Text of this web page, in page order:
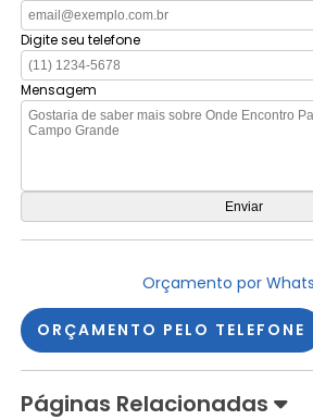
Digite seu telefone
Mensagem
Orçamento por
ORÇAMENTO PELO TELEFONE
Páginas Relacionadas